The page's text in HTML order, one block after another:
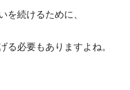
を続けるために、
る必要もありますよね。